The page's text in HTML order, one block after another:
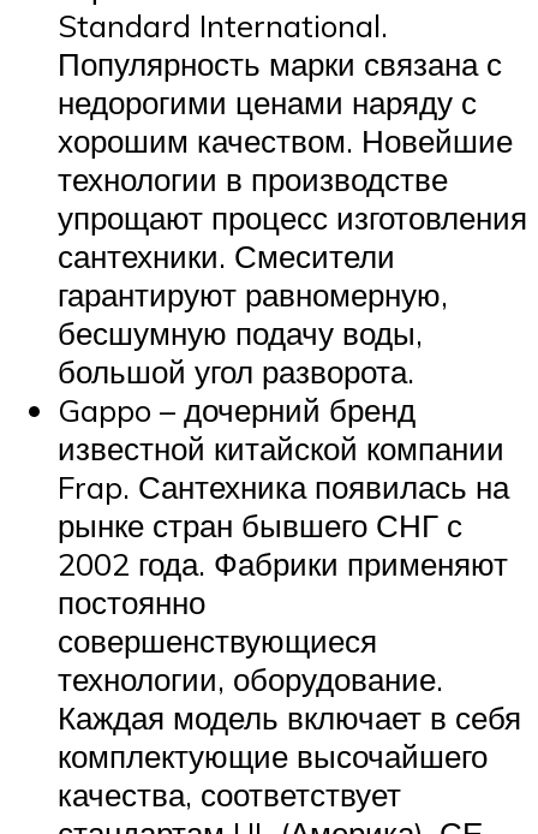
Standard International.
Популярность марки связана с
недорогими ценами наряду с
хорошим качеством. Новейшие
технологии в производстве
упрощают процесс изготовления
сантехники. Смесители
гарантируют равномерную,
бесшумную подачу воды,
большой угол разворота.
Gappo – дочерний бренд
известной китайской компании
Frap. Сантехника появилась на
рынке стран бывшего СНГ с
2002 года. Фабрики применяют
постоянно
совершенствующиеся
технологии, оборудование.
Каждая модель включает в себя
комплектующие высочайшего
качества, соответствует